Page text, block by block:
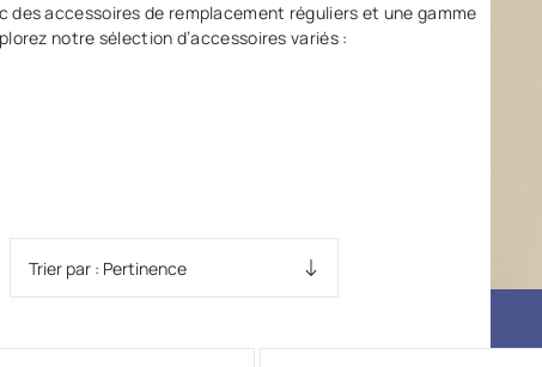
accessoires de remplacement réguliers et une gamme
notre sélection d’accessoires variés :